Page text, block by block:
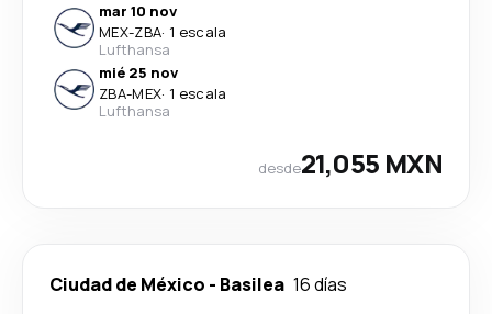
mar 10 nov
MEX-ZBA· 1 escala
Lufthansa
mié 25 nov
ZBA-MEX· 1 escala
Lufthansa
desde21,055 MXN
Ciudad de México - Basilea 16 días